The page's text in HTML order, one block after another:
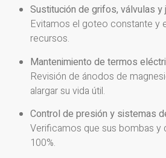
Sustitución de grifos, válvulas
Evitamos el goteo constante y
recursos.
Mantenimiento de termos
Revisión de ánodos de
alargar su vida útil.
Control de presión y sistemas
Verificamos que sus bombas y
100%.